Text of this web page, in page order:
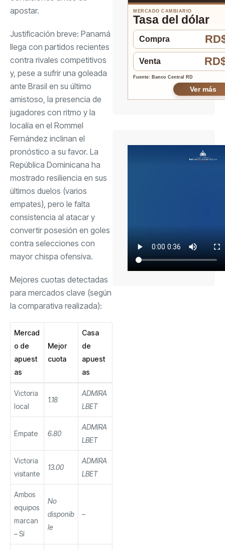
apostar.
Justificación breve: Panamá
llega con partidos recientes
contra rivales competitivos
y, pese a sufrir una goleada
ante Brasil en su último
amistoso, la presencia de
jugadores con ritmo y la
localía en el Rommel
Fernández inclinan el
pronóstico a su favor. La
República Dominicana ha
mostrado resiliencia en sus
últimos duelos (varios
empates), pero le falta
consistencia al atacar y
convertir posesión en goles
contra selecciones con
mayor chispa ofensiva.
Mejores cuotas detectadas
para mercados clave (según
la comparativa realizada):
Mercad
o de
apuest
as
Mejor
cuota
Casa
de
apuest
as
Victoria
local
1.18
ADMIRA
LBET
Empate 6.80
ADMIRA
LBET
Victoria
visitante
13.00
ADMIRA
LBET
Ambos
equipos
marcan
– Sí
No
disponib
le
–
MERCADO CAMBIARIO
Tasa del dólar
Compra
Venta
Fuente: Banco Central RD
Ver más